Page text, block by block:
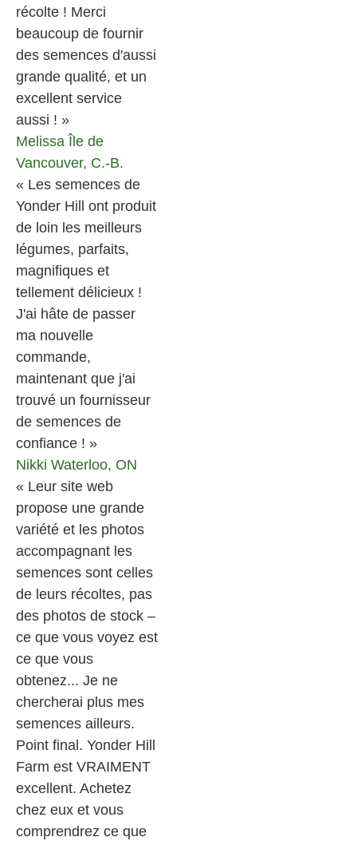
récolte ! Merci
beaucoup de fournir
des semences d'aussi
grande qualité, et un
excellent service
aussi ! »
Melissa Île de
Vancouver, C.-B.
« Les semences de
Yonder Hill ont produit
de loin les meilleurs
légumes, parfaits,
magnifiques et
tellement délicieux !
J'ai hâte de passer
ma nouvelle
commande,
maintenant que j'ai
trouvé un fournisseur
de semences de
confiance ! »
Nikki Waterloo, ON
« Leur site web
propose une grande
variété et les photos
accompagnant les
semences sont celles
de leurs récoltes, pas
des photos de stock –
ce que vous voyez est
ce que vous
obtenez... Je ne
chercherai plus mes
semences ailleurs.
Point final. Yonder Hill
Farm est VRAIMENT
excellent. Achetez
chez eux et vous
comprendrez ce que